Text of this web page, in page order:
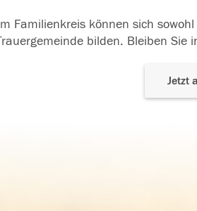
Familienkreis können sich
bilden. Bleiben
Jetzt